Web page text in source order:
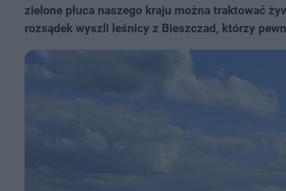
zielone płuca naszego kraju można traktować
rozsądek wyszli leśnicy z Bieszczad, którzy